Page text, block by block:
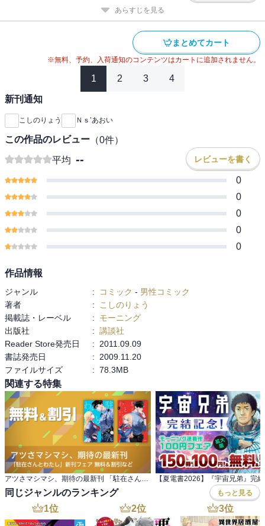
あらすじを見る
まとめてカート
※無料、予約、入荷通知のコンテンツはカートに追加されません。
1 2 3 4
新刊通知
こしのりょう Ｎｓ’あおい
この作品のレビュー （0件）
平均 -- レビューを書く
0
0
0
0
0
作品情報
ジャンル : コミック - 男性コミック
著者
:
こしのりょう
掲載誌・レーベル
:
モーニング
出版社
: 講談社
Reader Store発売日
:
2011.09.09
書誌発売日
:
2009.11.20
ファイルサイズ
: 78.3MB
関連する特集
アツさマシマシ、期待の最新刊 「駐在さんとわたし」新刊フェア 無料＆割引など
同じジャンルのランキング もっと見る
1位 2位 3位